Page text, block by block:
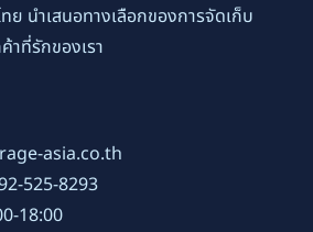
ย นำเสนอทางเลือกของการจัดเก็บ
ที่รักของเรา
asia.co.th
525-8293
18:00